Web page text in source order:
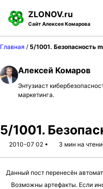
p
o
p
a
p
o
c
e
p
o
f
e
ZLONOV.ru
Сайт Алексея Комарова
Главная / 5/1001. Безопасность
Алексей Комаров
Энтузиаст
маркетинга.
5/1001.
2010-07 02 3 мин на
Данный пост перенесён
Возможны артефакты. Если